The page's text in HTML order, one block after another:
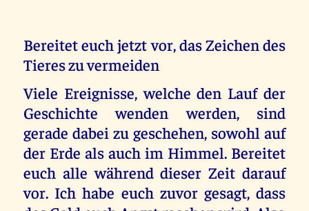
Bereitet euch jetzt vor, das Zeichen des
Tieres zu vermeiden
Viele Ereignisse, welche den Lauf der
Geschichte wenden werden, sind
gerade dabei zu geschehen, sowohl auf
der Erde als auch im Himmel. Bereitet
euch alle während dieser Zeit darauf
vor. Ich habe euch zuvor gesagt, dass